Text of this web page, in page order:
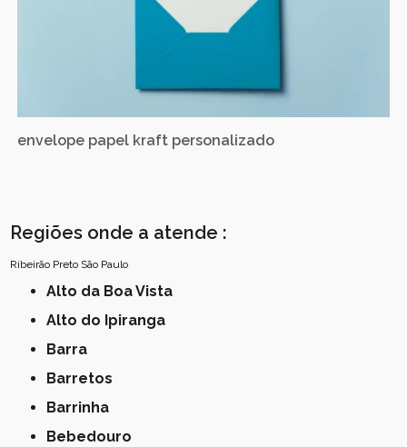
envelope papel kraft personalizado
Regiões onde a atende :
Ribeirão Preto São Paulo
Alto da Boa Vista
Alto do Ipiranga
Barra
Barretos
Barrinha
Bebedouro